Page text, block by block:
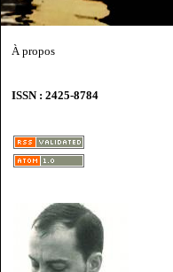
À propos
ISSN : 2425-8784